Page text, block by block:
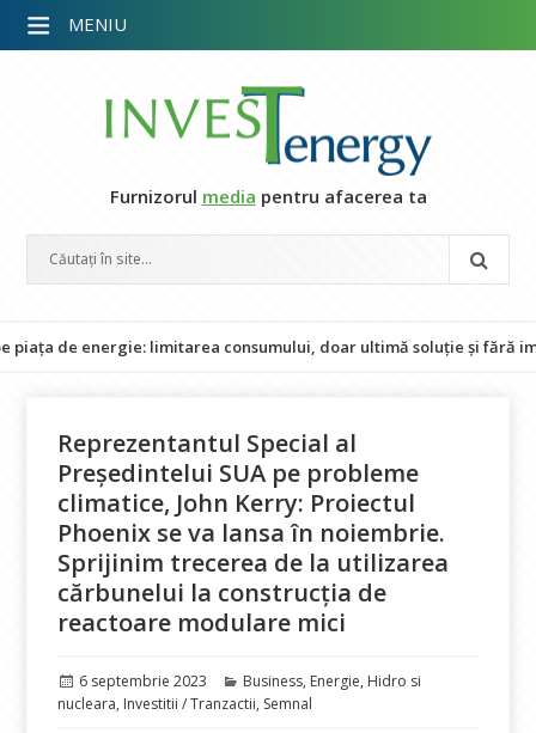
Furnizorul media pentru afacerea ta
limitarea consumului, doar ultimă soluție și fără impact
Reprezentantul Special al
Preşedintelui SUA pe probleme
climatice, John Kerry: Proiectul
Phoenix se va lansa în noiembrie.
Sprijinim trecerea de la utilizarea
cărbunelui la construcția de
reactoare modulare mici
Publicat
pe
6 septembrie 2023 Categorii
Business, Energie, Hidro si
nucleara, Investitii / Tranzactii, Semnal
MENIU